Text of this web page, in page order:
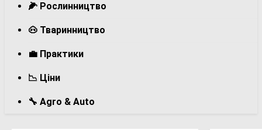
🌽 Рослинництво
🐽 Тваринництво
💼 Практики
📉 Ціни
🔧 Agro & Auto